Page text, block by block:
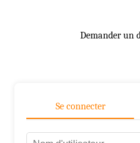
Demander un
Se connecter